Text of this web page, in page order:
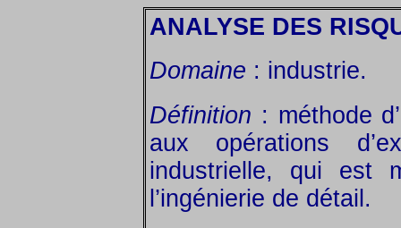
ANALYSE DES
Domaine : industrie.
Définition : méthode
aux opérations
industrielle, qui est
l’ingénierie de détail.